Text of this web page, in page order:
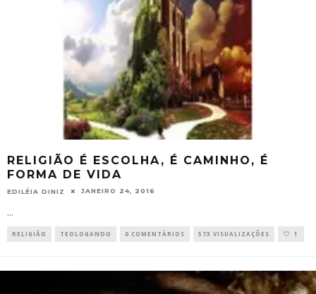
RELIGIÃO É ESCOLHA, É CAMINHO, É
FORMA DE VIDA
EDILÉIA DINIZ JANEIRO 24, 2016
...
RELIGIÃO TEOLOGANDO 0 COMENTÁRIOS 573 VISUALIZAÇÕES 1